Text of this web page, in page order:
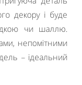
декору і буде
чи шаллю.
непомітними
– ідеальний